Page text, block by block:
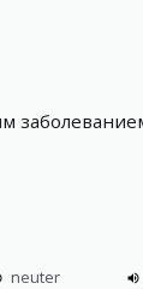
neuter